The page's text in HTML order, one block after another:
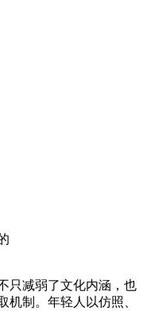
减弱了文化内涵，也
机制。年轻人以仿照、